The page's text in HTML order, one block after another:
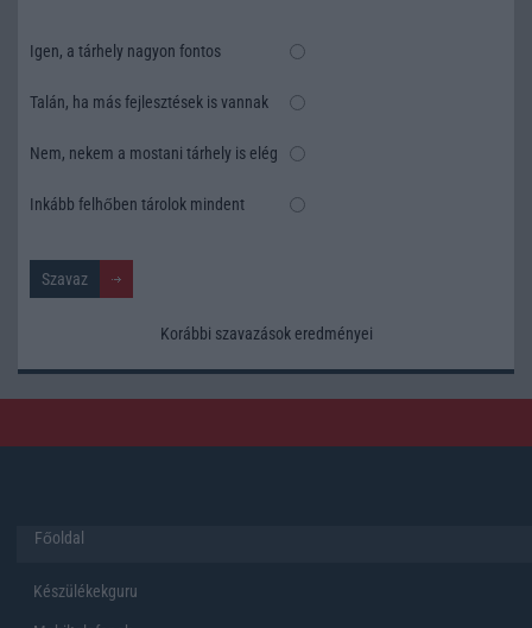
Igen, a tárhely nagyon fontos
Talán, ha más fejlesztések is vannak
Nem, nekem a mostani tárhely is elég
Inkább felhőben tárolok mindent
Korábbi szavazások eredményei
Főoldal
Készülékekguru